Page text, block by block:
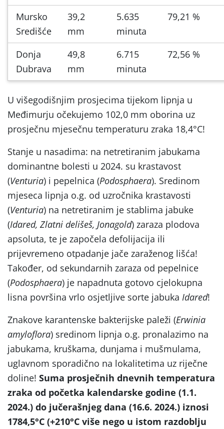
Mursko
Središće
39,2
mm
5.635
minuta
79,21 %
Donja
Dubrava
49,8
mm
6.715
minuta
72,56 %
U višegodišnjim prosjecima tijekom lipnja u
Međimurju očekujemo 102,0 mm oborina uz
prosječnu mjesečnu temperaturu zraka 18,4°C!
Stanje u nasadima: na netretiranim jabukama
dominantne bolesti u 2024. su krastavost
(Venturia) i pepelnica (Podosphaera). Sredinom
mjeseca lipnja o.g. od uzročnika krastavosti
(Venturia) na netretiranim je stablima jabuke
(Idared, Zlatni delišeš, Jonagold) zaraza plodova
apsoluta, te je započela defolijacija ili
prijevremeno otpadanje jače zaraženog lišća!
Također, od sekundarnih zaraza od pepelnice
(Podosphaera) je napadnuta gotovo cjelokupna
lisna površina vrlo osjetljive sorte jabuka Idared!
Znakove karantenske bakterijske paleži (Erwinia
amyloflora) sredinom lipnja o.g. pronalazimo na
jabukama, kruškama, dunjama i mušmulama,
uglavnom sporadično na lokalitetima uz riječne
doline! Suma prosječnih dnevnih temperatura
zraka od početka kalendarske godine (1.1.
2024.) do jučerašnjeg dana (16.6. 2024.) iznosi
1784,5°C (+210°C više nego u istom razdoblju